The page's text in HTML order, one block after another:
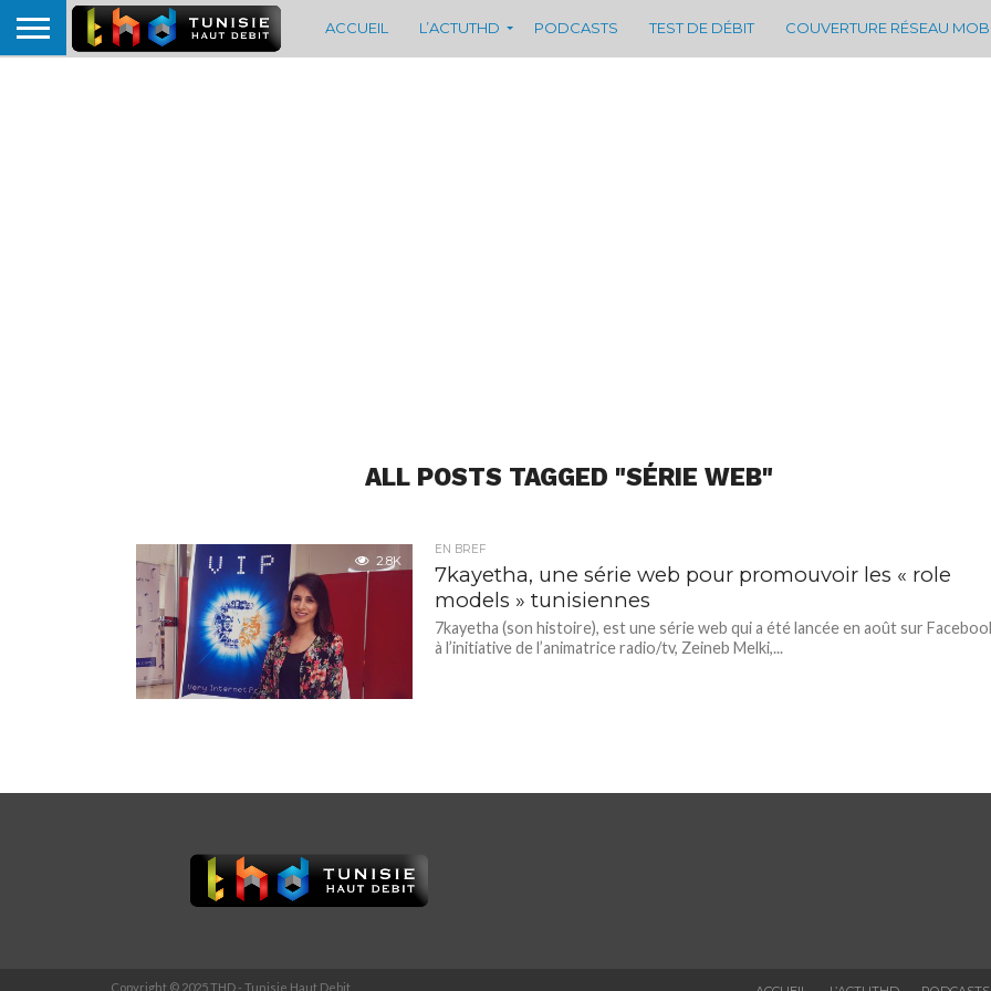
ACCUEIL L’ACTUTHD PODCASTS TEST DE DÉBIT COUVERTURE RÉSEAU
ALL POSTS TAGGED "SÉRIE WEB"
2.8K
EN BREF
7kayetha, une série web pour promouvoir les « role
models » tunisiennes
7kayetha (son histoire), est une série web qui a été lancée en août sur
à l’initiative de l’animatrice radio/tv, Zeineb Melki,...
Copyright © 2025 THD - Tunisie Haut Debit.